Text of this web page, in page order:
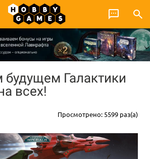
Галактики
всех!
Просмотрено: 5599 раз(а)